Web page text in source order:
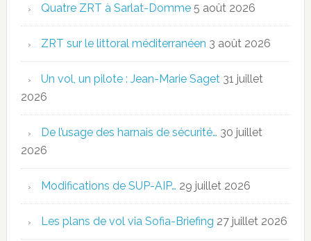
Quatre ZRT à Sarlat-Domme 5 août 2026
ZRT sur le littoral méditerranéen 3 août 2026
Un vol, un pilote : Jean-Marie Saget 31 juillet
2026
De l’usage des harnais de sécurité… 30 juillet
2026
Modifications de SUP-AIP… 29 juillet 2026
Les plans de vol via Sofia-Briefing 27 juillet 2026